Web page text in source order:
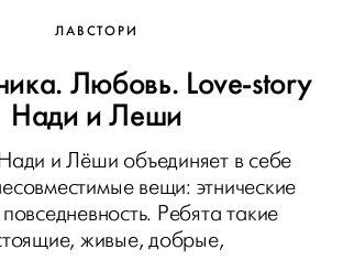
ЛАВСТОРИ
Любовь. Love-story
Нади и Леши
и Лёши объединяет в себе
вещи: этнические
Ребята такие
живые, добрые,